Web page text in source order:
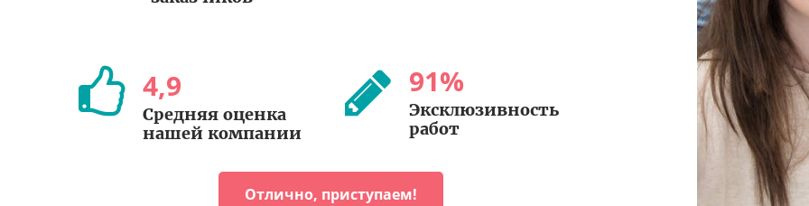
4,9
Средняя оценка
нашей компании
91%
Эксклюзивность
работ
Отлично, приступаем!